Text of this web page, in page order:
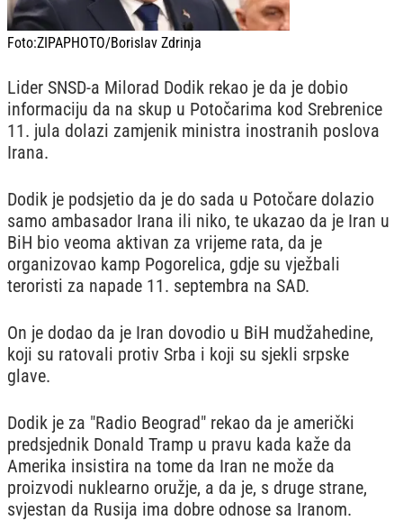
Foto:ZIPAPHOTO/Borislav Zdrinja
Lider SNSD-a Milorad Dodik rekao je da je dobio
informaciju da na skup u Potočarima kod Srebrenice
11. jula dolazi zamjenik ministra inostranih poslova
Irana.
Dodik je podsjetio da je do sada u Potočare dolazio
samo ambasador Irana ili niko, te ukazao da je Iran u
BiH bio veoma aktivan za vrijeme rata, da je
organizovao kamp Pogorelica, gdje su vježbali
teroristi za napade 11. septembra na SAD.
On je dodao da je Iran dovodio u BiH mudžahedine,
koji su ratovali protiv Srba i koji su sjekli srpske
glave.
Dodik je za "Radio Beograd" rekao da je američki
predsjednik Donald Tramp u pravu kada kaže da
Amerika insistira na tome da Iran ne može da
proizvodi nuklearno oružje, a da je, s druge strane,
svjestan da Rusija ima dobre odnose sa Iranom.